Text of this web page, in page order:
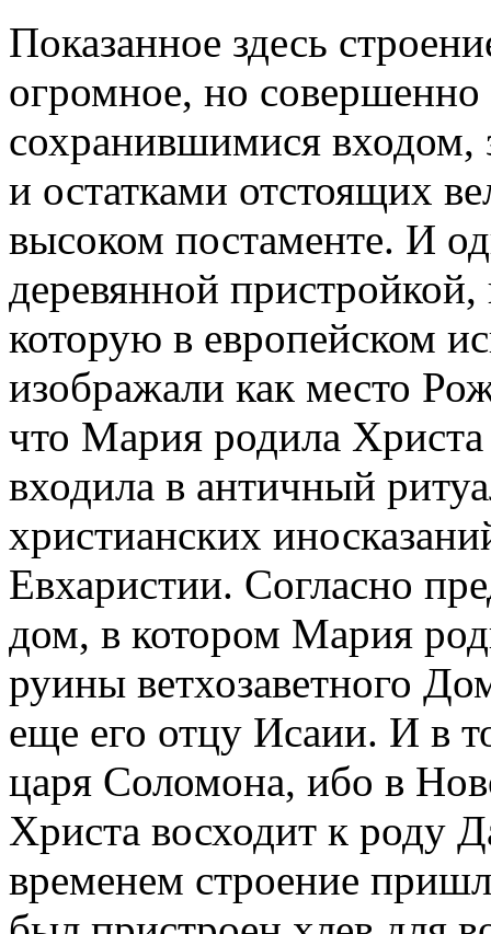
Показанное здесь
огромное, но
сохранившимися
и остатками отстоящих
высоком постаменте. И
деревянной
которую в европейском
изображали как место
что Мария родила Христа
входила в античный
христианских
Евхаристии. Согласно
дом, в котором Мария
руины ветхозаветного
еще его отцу Исаии. И в
царя Соломона, ибо в
Христа восходит к роду
временем строение